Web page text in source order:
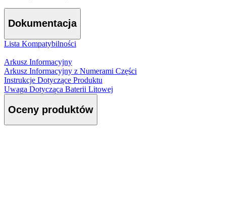
Dokumentacja
Lista Kompatybilności
Arkusz Informacyjny
Arkusz Informacyjny z Numerami Części
Instrukcje Dotyczące Produktu
Uwaga Dotycząca Baterii Litowej
Oceny produktów